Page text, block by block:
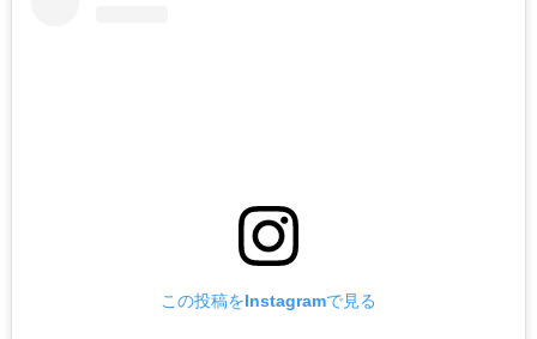
この投稿をInstagramで見る